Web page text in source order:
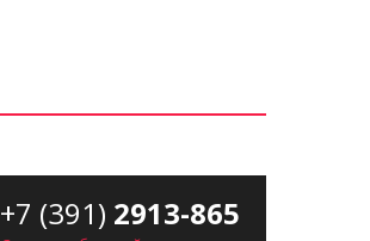
+7 (391) 2913-865